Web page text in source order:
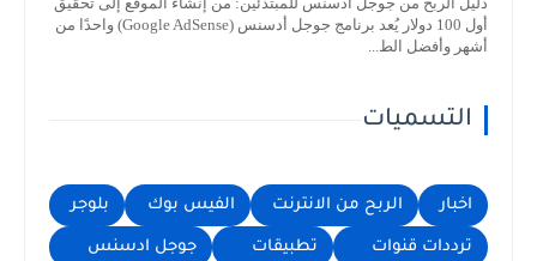
أول 100 دولار يُعد برنامج جوجل أدسنس (Google AdSense) واحدًا من
أشهر وأفضل الط...
التسميات
اخبار الربح من الانترنت الفيس بوك بلوجر
ترددات قنوات تطبيقات جوجل ادسنس